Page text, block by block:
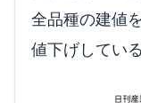
全品種の建値
値下げしている